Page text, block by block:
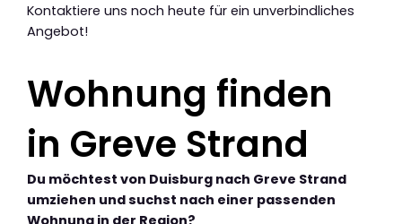
Kontaktiere uns noch heute für ein unverbindliches
Angebot!
Wohnung finden
in Greve Strand
Du möchtest von Duisburg nach Greve Strand
umziehen und suchst nach einer passenden
Wohnung in der Region?